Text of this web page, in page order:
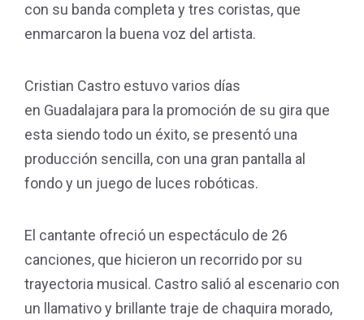
con su banda completa y tres coristas, que
enmarcaron la buena voz del artista.
Cristian Castro estuvo varios días
en Guadalajara para la promoción de su gira que
esta siendo todo un éxito, se presentó una
producción sencilla, con una gran pantalla al
fondo y un juego de luces robóticas.
El cantante ofreció un espectáculo de 26
canciones, que hicieron un recorrido por su
trayectoria musical. Castro salió al escenario con
un llamativo y brillante traje de chaquira morado,